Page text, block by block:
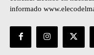
informado